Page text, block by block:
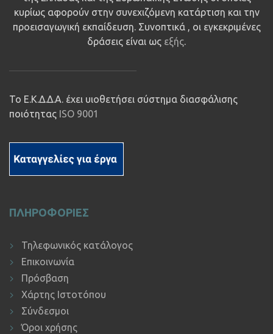
κυρίως αφορούν στην συνεχιζόμενη κατάρτιση και την
προεισαγωγική εκπαίδευση. Συνοπτικά , οι εγκεκριμένες
δράσεις είναι ως εξής.
Το Ε.Κ.Δ.Δ.Α. έχει υιοθετήσει σύστημα διασφάλισης
ποιότητας ISO 9001
ΠΛΗΡΟΦΟΡΙΕΣ
Τηλεφωνικός κατάλογος
Επικοινωνία
Πρόσβαση
Χάρτης Ιστοτόπου
Σύνδεσμοι
Όροι χρήσης